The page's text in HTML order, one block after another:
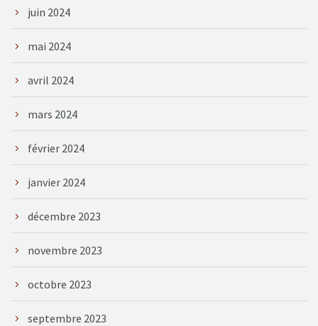
juin 2024
mai 2024
avril 2024
mars 2024
février 2024
janvier 2024
décembre 2023
novembre 2023
octobre 2023
septembre 2023